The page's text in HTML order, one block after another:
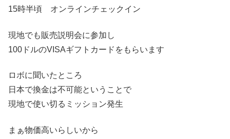
15時半頃 オンラインチェックイン
現地でも販売説明会に参加し
100ドルのVISAギフトカードをもらいます
ロボに聞いたところ
日本で換金は不可能ということで
現地で使い切るミッション発生
まぁ物価高いらしいから